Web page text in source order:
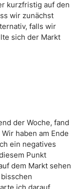
kurzfristig auf den
wir zunächst
falls wir
sich der Markt
der Woche, fand
haben am Ende
ein negatives
Punkt
dem Markt sehen